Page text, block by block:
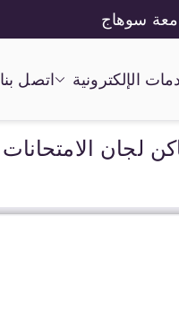
سوهاج
الإلكترونية اتصل بنا
لجان الامتحانات